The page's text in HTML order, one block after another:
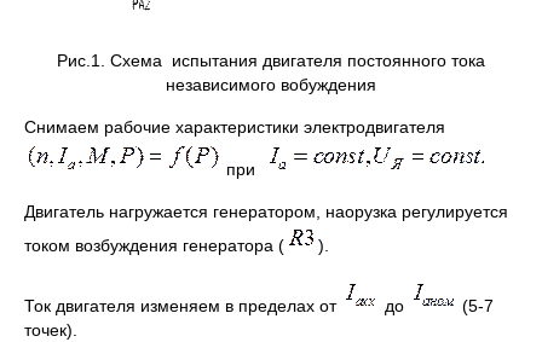
Рис.1. Схема испытания двигателя постоянного тока
независимого вобуждения
Снимаем рабочие характеристики электродвигателя
при
Двигатель нагружается генератором, наорузка регулируется
током возбуждения генератора (
).
Ток двигателя изменяем в пределах от до
(5-7
точек).